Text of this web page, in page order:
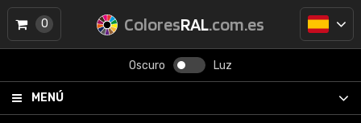
ColoresRAL.com.es
Oscuro Luz
MENÚ
0